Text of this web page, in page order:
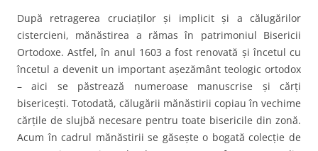
După retragerea cruciaţilor şi implicit şi a călugărilor
cistercieni, mănăstirea a rămas în patrimoniul Bisericii
Ortodoxe. Astfel, în anul 1603 a fost renovată şi încetul cu
încetul a devenit un important aşezământ teologic ortodox
– aici se păstrează numeroase manuscrise şi cărţi
bisericeşti. Totodată, călugării mănăstirii copiau în vechime
cărţile de slujbă necesare pentru toate bisericile din zonă.
Acum în cadrul mănăstirii se găseşte o bogată colecţie de